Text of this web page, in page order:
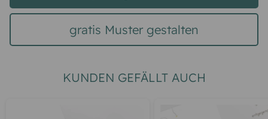
gratis Muster gestalten
KUNDEN GEFÄLLT AUCH